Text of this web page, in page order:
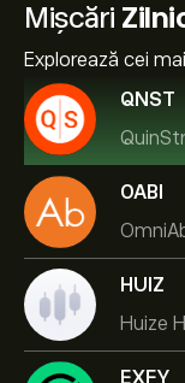
Mișcări
Explorează cei
QNST
OABI
HUIZ
Huize
EXFY